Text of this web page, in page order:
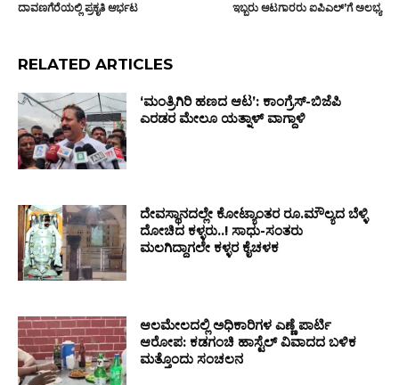
ದಾವಣಗೆರೆಯಲ್ಲಿ ಪ್ರಕೃತಿ ಆರ್ಭಟ
ಇಬ್ಬರು ಆಟಗಾರರು ಐಪಿಎಲ್ʼಗೆ ಅಲಭ್ಯ
RELATED ARTICLES
‘ಮಂತ್ರಿಗಿರಿ ಹಣದ ಆಟ’: ಕಾಂಗ್ರೆಸ್-ಬಿಜೆಪಿ
ಎರಡರ ಮೇಲೂ ಯತ್ನಾಳ್ ವಾಗ್ದಾಳಿ
ದೇವಸ್ಥಾನದಲ್ಲೇ ಕೋಟ್ಯಾಂತರ ರೂ.ಮೌಲ್ಯದ ಬೆಳ್ಳಿ
ದೋಚಿದ ಕಳ್ಳರು..! ಸಾಧು-ಸಂತರು
ಮಲಗಿದ್ದಾಗಲೇ ಕಳ್ಳರ ಕೈಚಳಕ
ಆಲಮೇಲದಲ್ಲಿ ಅಧಿಕಾರಿಗಳ ಎಣ್ಣೆ ಪಾರ್ಟಿ
ಆರೋಪ: ಕಡಗಂಚಿ ಹಾಸ್ಟೆಲ್ ವಿವಾದದ ಬಳಿಕ
ಮತ್ತೊಂದು ಸಂಚಲನ